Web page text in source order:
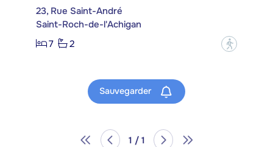
23, Rue Saint-André
Saint-Roch-de-l'Achigan
7
2 ?
Sauvegarder
1 / 1